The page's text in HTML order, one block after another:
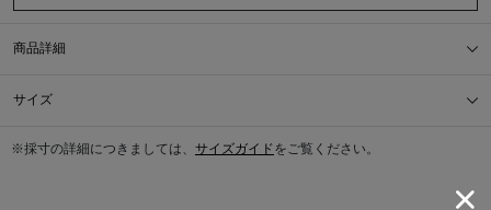
商品詳細
サイズ
※採寸の詳細につきましては、 サイズガイドをご覧ください。